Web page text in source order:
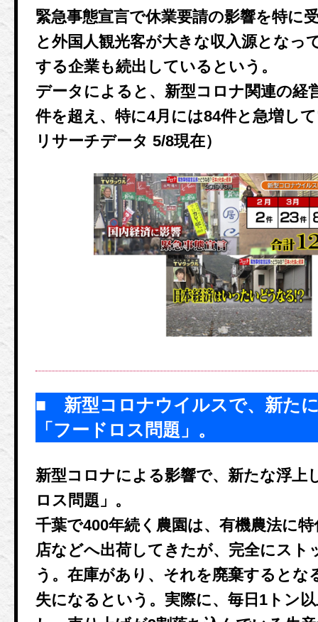
緊急事態宣言で休業要請の影響を特に
と外国人観光客が大きな収入源となっ
する企業も続出しているという。
データによると、新型コロナ関連の経
件を超え、特に4月には84件と急増し
リサーチデータ 5/8現在）
■ 新型コロナウイルスで、新た
「フードロス問題」。
新型コロナによる影響で、新たな浮上
ロス問題」。
千葉で400年続く農園は、有機農法に
店などへ出荷してきたが、完全にスト
う。在庫があり、それを廃棄するとな
失になるという。実際に、毎日1トン